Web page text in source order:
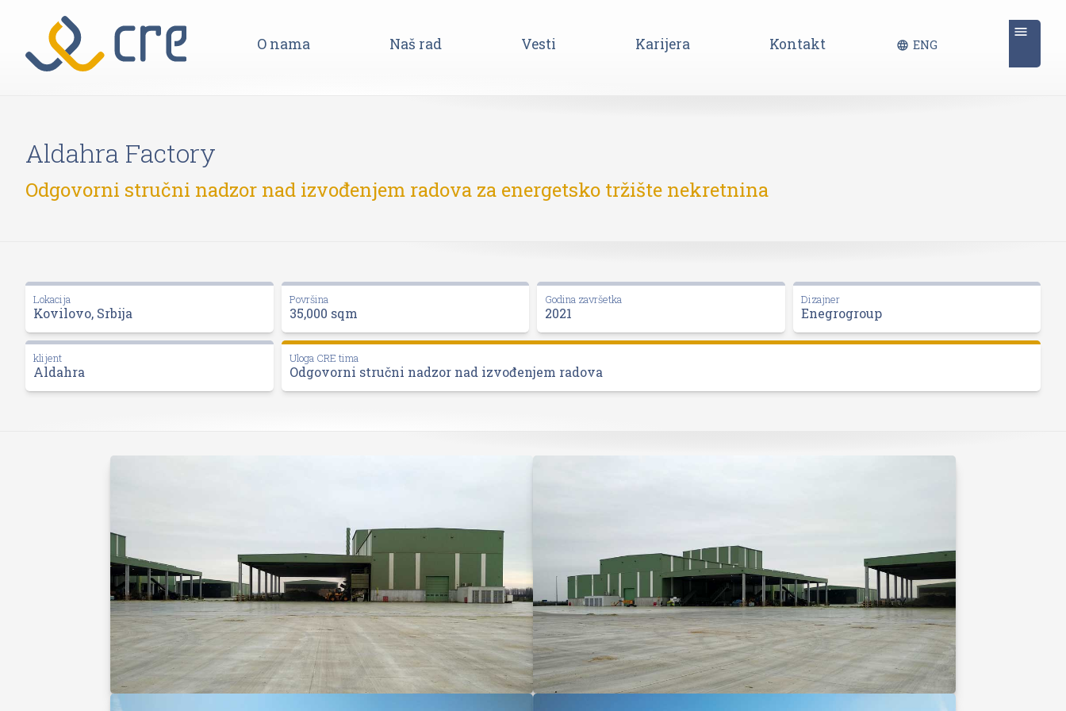
O nama Naš rad Vesti Karijera Kontakt ENG
Aldahra Factory
Odgovorni stručni nadzor nad izvođenjem radova za energetsko tržište nekretnina
Lokacija
Kovilovo, Srbija
Površina
35,000 sqm
Godina završetka
2021
Dizajner
Enegrogroup
klijent
Aldahra
Uloga CRE tima
Odgovorni stručni nadzor nad izvođenjem radova